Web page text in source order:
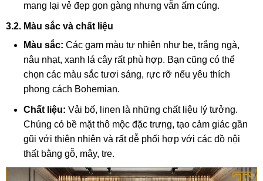
mang lại vẻ đẹp gọn gàng nhưng vẫn ấm cúng.
3.2. Màu sắc và chất liệu
Màu sắc: Các gam màu tự nhiên như be, trắng ngà,
nâu nhạt, xanh lá cây rất phù hợp. Bạn cũng có thể
chọn các màu sắc tươi sáng, rực rỡ nếu yêu thích
phong cách Bohemian.
Chất liệu: Vải bố, linen là những chất liệu lý tưởng.
Chúng có bề mặt thô mộc đặc trưng, tạo cảm giác gần
gũi với thiên nhiên và rất dễ phối hợp với các đồ nội
thất bằng gỗ, mây, tre.